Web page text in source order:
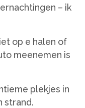
– ik
op e halen of
meenemen is
plekjes in
strand.